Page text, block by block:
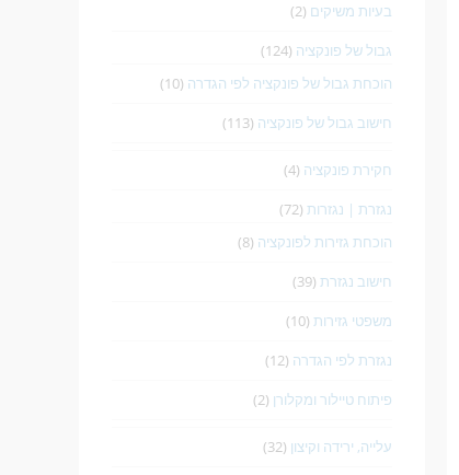
בעיות משיקים (2)
גבול של פונקציה (124)
הוכחת גבול של פונקציה לפי הגדרה (10)
חישוב גבול של פונקציה (113)
חקירת פונקציה (4)
נגזרת | נגזרות (72)
הוכחת גזירות לפונקציה (8)
חישוב נגזרת (39)
משפטי גזירות (10)
נגזרת לפי הגדרה (12)
פיתוח טיילור ומקלורן (2)
עלייה, ירידה וקיצון (32)